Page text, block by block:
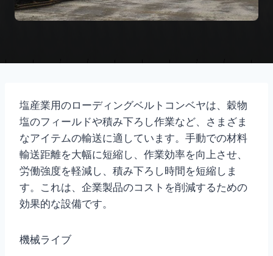
塩産業用のローディングベルトコンベヤは、穀物
塩のフィールドや積み下ろし作業など、さまざま
なアイテムの輸送に適しています。手動での材料
輸送距離を大幅に短縮し、作業効率を向上させ、
労働強度を軽減し、積み下ろし時間を短縮しま
す。これは、企業製品のコストを削減するための
効果的な設備です。
機械ライブ